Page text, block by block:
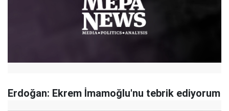
Erdoğan: Ekrem İmamoğlu'nu tebrik ediyorum